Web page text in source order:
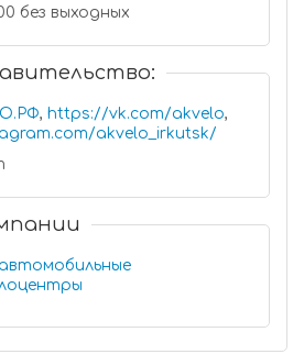
без выходных
, https://vk.com/akvelo,
akvelo_irkutsk/